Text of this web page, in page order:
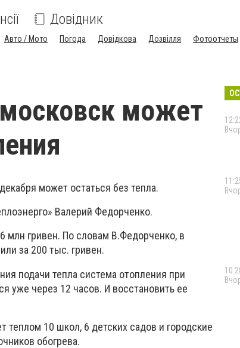
Довідник
Авто / Мото Погода Довідкова Дозвілля Фотоотчеты
может
может остаться без тепла.
Валерий Федорченко.
млн гривен. По словам В.Федорченко, в
за 200 тыс. гривен.
подачи тепла система отопления при
уже через 12 часов. И восстановить ее
теплом 10 школ, 6 детских садов и городские
обогрева.